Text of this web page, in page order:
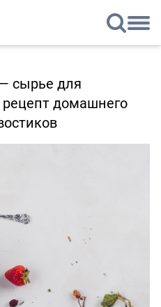
сырье для
домашнего